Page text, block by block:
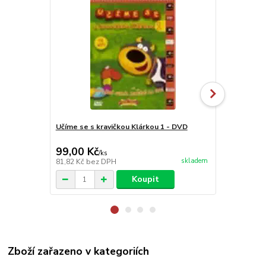
Učíme se s kravičkou Klárkou 1 - DVD
99,00 Kč/ks
81,82 Kč bez DPH skladem
Koupit
Zboží zařazeno v kategoriích